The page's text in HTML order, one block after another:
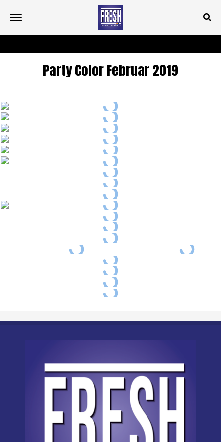
Party Color Februar 2019